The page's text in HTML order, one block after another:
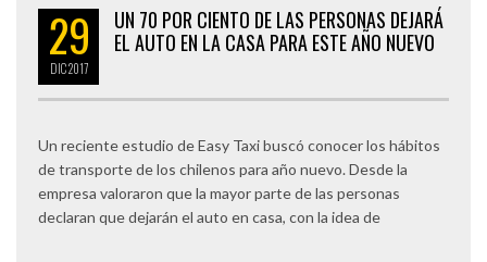
29
DIC2017
UN 70 POR CIENTO DE LAS PERSONAS DEJARÁ
EL AUTO EN LA CASA PARA ESTE AÑO NUEVO
Un reciente estudio de Easy Taxi buscó conocer los hábitos
de transporte de los chilenos para año nuevo. Desde la
empresa valoraron que la mayor parte de las personas
declaran que dejarán el auto en casa, con la idea de